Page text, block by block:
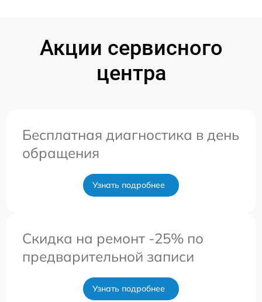
Акции сервисного
центра
Бесплатная диагностика в день
обращения
Узнать подробнее
Скидка на ремонт -25% по
предварительной записи
Узнать подробнее